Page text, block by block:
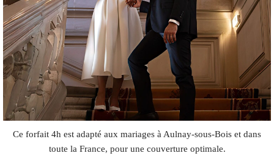
Ce forfait 4h est adapté aux mariages à Aulnay-sous-Bois et dans
toute la France, pour une couverture optimale.